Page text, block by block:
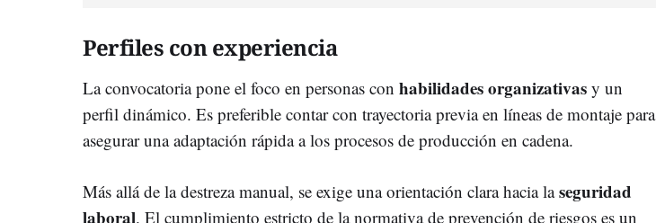
Perfiles con experiencia
La convocatoria pone el foco en personas con habilidades organizativas y un
perfil dinámico. Es preferible contar con trayectoria previa en líneas de montaje para
asegurar una adaptación rápida a los procesos de producción en cadena.
Más allá de la destreza manual, se exige una orientación clara hacia laseguridad
laboral. El cumplimiento estricto de la normativa de prevención de riesgos es un